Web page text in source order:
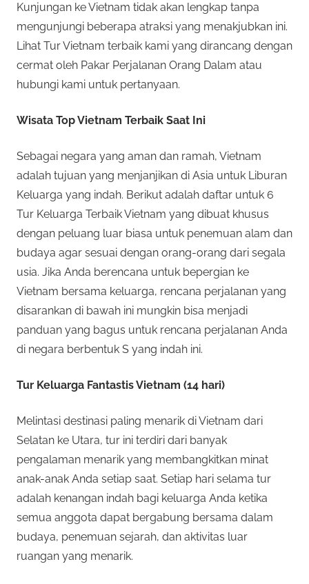
Kunjungan ke Vietnam tidak akan lengkap tanpa
mengunjungi beberapa atraksi yang menakjubkan ini.
Lihat Tur Vietnam terbaik kami yang dirancang dengan
cermat oleh Pakar Perjalanan Orang Dalam atau
hubungi kami untuk pertanyaan.
Wisata Top Vietnam Terbaik Saat Ini
Sebagai negara yang aman dan ramah, Vietnam
adalah tujuan yang menjanjikan di Asia untuk Liburan
Keluarga yang indah. Berikut adalah daftar untuk 6
Tur Keluarga Terbaik Vietnam yang dibuat khusus
dengan peluang luar biasa untuk penemuan alam dan
budaya agar sesuai dengan orang-orang dari segala
usia. Jika Anda berencana untuk bepergian ke
Vietnam bersama keluarga, rencana perjalanan yang
disarankan di bawah ini mungkin bisa menjadi
panduan yang bagus untuk rencana perjalanan Anda
di negara berbentuk S yang indah ini.
Tur Keluarga Fantastis Vietnam (14 hari)
Melintasi destinasi paling menarik di Vietnam dari
Selatan ke Utara, tur ini terdiri dari banyak
pengalaman menarik yang membangkitkan minat
anak-anak Anda setiap saat. Setiap hari selama tur
adalah kenangan indah bagi keluarga Anda ketika
semua anggota dapat bergabung bersama dalam
budaya, penemuan sejarah, dan aktivitas luar
ruangan yang menarik.